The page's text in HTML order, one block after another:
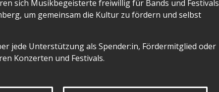
sich Musikbegeisterte freiwillig für Bands und Festivals
um gemeinsam die Kultur zu fördern und selbst
jede Unterstützung als Spender:in, Fördermitglied oder
Konzerten und Festivals.